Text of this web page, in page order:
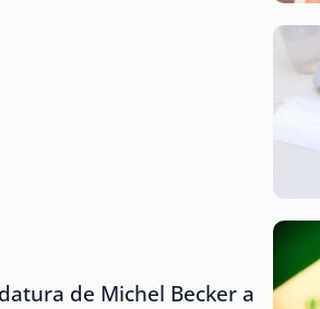
de Michel Becker a